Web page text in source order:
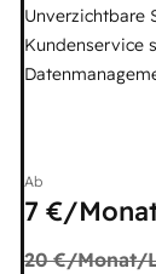
Unverzichtbare
Kundenservice
Ab
7 €/
20 €/Monat/